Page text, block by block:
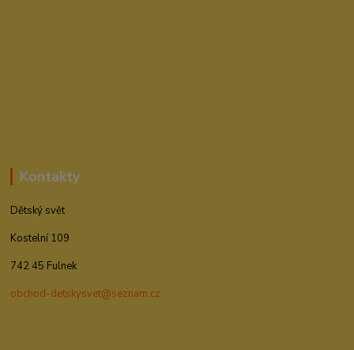
Kontakty
Dětský svět
Kostelní 109
742 45 Fulnek
obchod-detskysvet@seznam.cz